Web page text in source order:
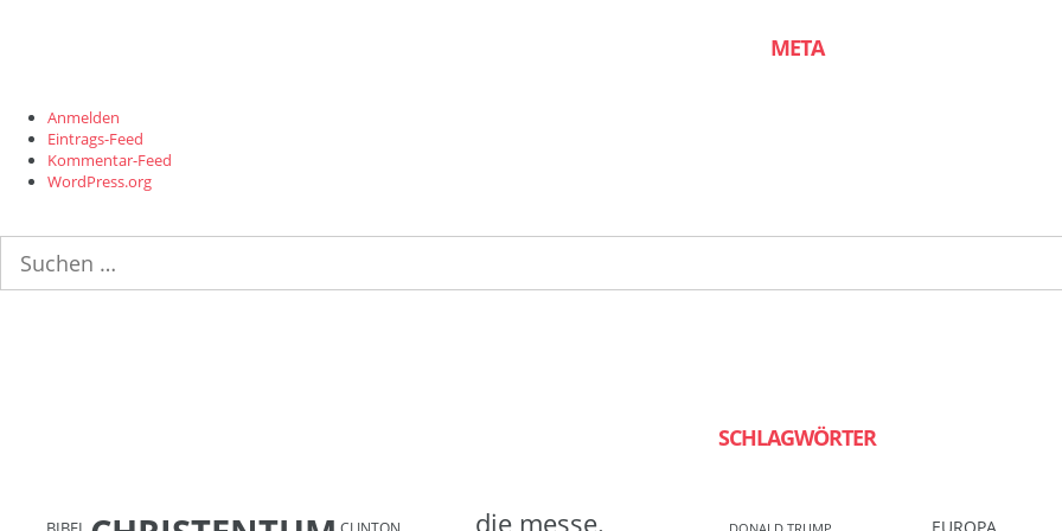
META
Anmelden
Eintrags-Feed
Kommentar-Feed
WordPress.org
nach:
SCHLAGWÖRTER
die messe.